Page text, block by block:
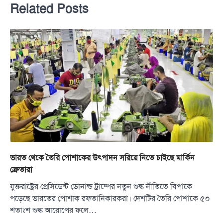
Related Posts
ভারত থেকে তৈরি পোশাকের উৎপাদন সরিয়ে নিতে চাইছে মার্কিন
ক্রেতারা
যুক্তরাষ্ট্রের প্রেসিডেন্ট ডোনাল্ড ট্রাম্পের নতুন শুল্ক নীতিতে বিপাকে
পড়েছে ভারতের পোশাক রফতানিকারকরা। দেশটির তৈরি পোশাকে ৫০
শতাংশ শুল্ক আরোপের ফলে…